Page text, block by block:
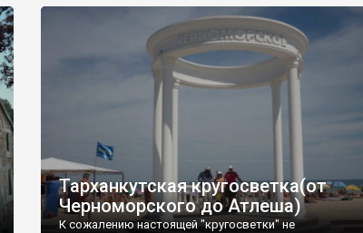
Тарханкутская кругосветка(от
Черноморского до Атлеша)
К сожалению настоящей "кругосветки" не